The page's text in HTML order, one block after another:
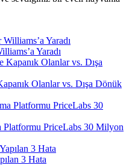
Yaradı
Olanlar vs. Dışa Dönük
Platformu PriceLabs 30 Milyon
3 Hata